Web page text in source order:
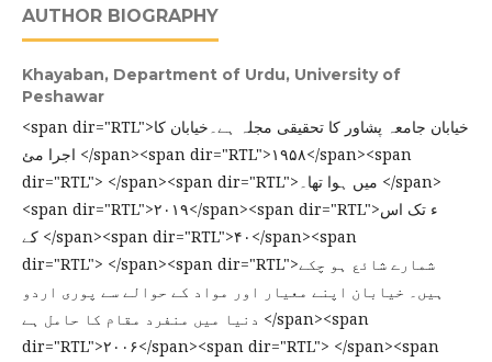
AUTHOR BIOGRAPHY
Khayaban, Department of Urdu, University of
Peshawar
<span dir="RTL">خیابان جامعہ پشاور کا تحقیقی مجلہ ہے۔خیابان کا
اجرا مئ </span><span dir="RTL">۱۹۵۸</span><span
dir="RTL"> </span><span dir="RTL">میں ہوا تھا۔ </span>
<span dir="RTL">۲۰۱۹</span><span dir="RTL">ء تک اس
کے </span><span dir="RTL">۴۰</span><span
dir="RTL"> </span><span dir="RTL">شمارے شائع ہو چکے
ہیں۔ خیابان اپنے معیار اور مواد کے حوالے سے پوری اردو
دنیا میں منفرد مقام کا حامل ہے </span><span
dir="RTL">۲۰۰۶</span><span dir="RTL"> </span><span